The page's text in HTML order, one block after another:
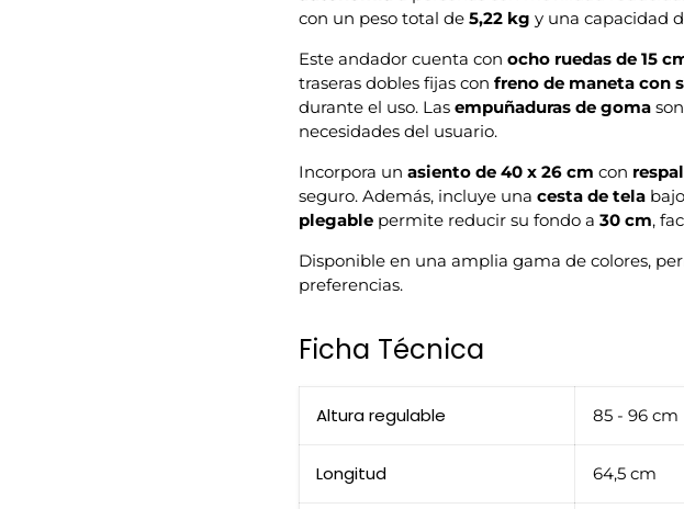
con un peso total de 5,22 kg y una capacidad
Este andador cuenta con ocho ruedas de 15
traseras dobles fijas con freno de maneta con
durante el uso. Las empuñaduras de goma son
necesidades del usuario.
Incorpora un asiento de 40 x 26 cm con
seguro. Además, incluye una cesta de tela
plegable permite reducir su fondo a 30 cm,
Disponible en una amplia gama de colores,
preferencias.
Ficha Técnica
Altura regulable 85 - 96 cm
Longitud 64,5 cm